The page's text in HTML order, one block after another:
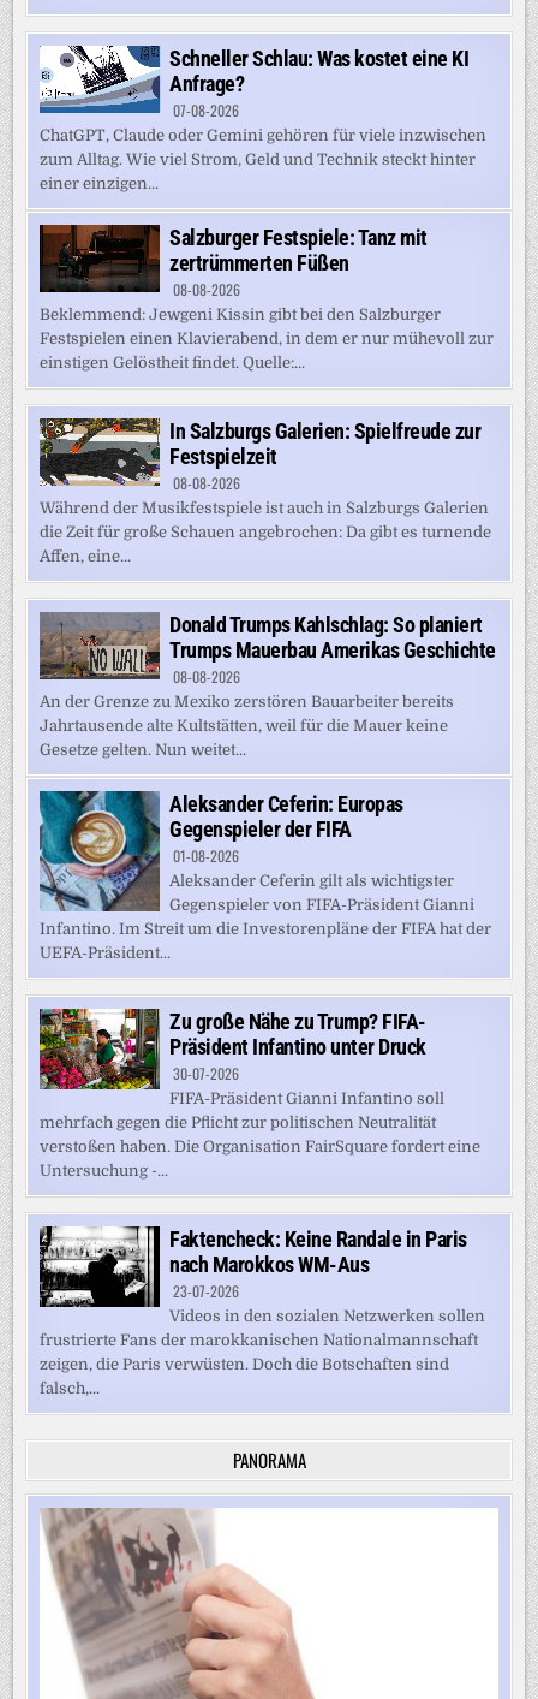
Schneller Schlau: Was kostet eine KI
Anfrage?
07-08-2026
ChatGPT, Claude oder Gemini gehören für viele inzwischen
zum Alltag. Wie viel Strom, Geld und Technik steckt hinter
einer einzigen...
Salzburger Festspiele: Tanz mit
zertrümmerten Füßen
08-08-2026
Beklemmend: Jewgeni Kissin gibt bei den Salzburger
Festspielen einen Klavierabend, in dem er nur mühevoll zur
einstigen Gelöstheit findet. Quelle:...
In Salzburgs Galerien: Spielfreude zur
Festspielzeit
08-08-2026
Während der Musikfestspiele ist auch in Salzburgs Galerien
die Zeit für große Schauen angebrochen: Da gibt es turnende
Affen, eine...
Donald Trumps Kahlschlag: So planiert
Trumps Mauerbau Amerikas Geschichte
08-08-2026
An der Grenze zu Mexiko zerstören Bauarbeiter bereits
Jahrtausende alte Kultstätten, weil für die Mauer keine
Gesetze gelten. Nun weitet...
Aleksander Ceferin: Europas
Gegenspieler der FIFA
01-08-2026
Aleksander Ceferin gilt als wichtigster
Gegenspieler von FIFA-Präsident Gianni
Infantino. Im Streit um die Investorenpläne der FIFA hat der
UEFA-Präsident...
Zu große Nähe zu Trump? FIFA-
Präsident Infantino unter Druck
30-07-2026
FIFA-Präsident Gianni Infantino soll
mehrfach gegen die Pflicht zur politischen Neutralität
verstoßen haben. Die Organisation FairSquare fordert eine
Untersuchung -...
Faktencheck: Keine Randale in Paris
nach Marokkos WM-Aus
23-07-2026
Videos in den sozialen Netzwerken sollen
frustrierte Fans der marokkanischen Nationalmannschaft
zeigen, die Paris verwüsten. Doch die Botschaften sind
falsch,...
PANORAMA